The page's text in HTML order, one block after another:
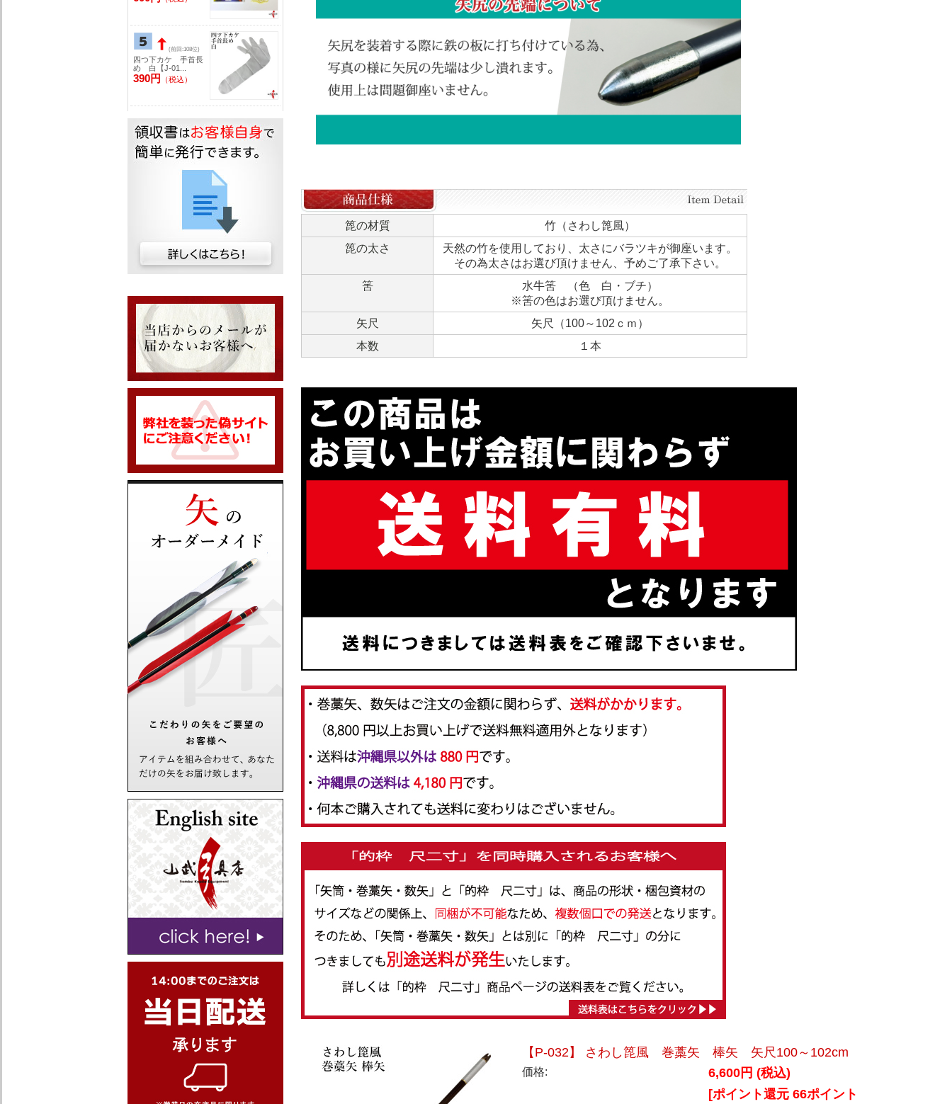
箆の材質
竹（さわし箆風）
箆の太さ
天然の竹を使用しており、太さにバラツキが御座います。
その為太さはお選び頂けません、予めご了承下さい。
筈
水牛筈 （色 白・ブチ）
※筈の色はお選び頂けません。
矢尺
矢尺（100～102ｃｍ）
本数
１本
【P-032】 さわし箆風 巻藁矢 棒矢 矢尺100～102cm
価格:
6,600円 (税込)
[ポイント還元 66ポイント